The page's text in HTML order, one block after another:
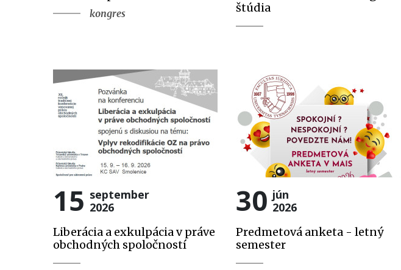
kongres
štúdia
15 september
2026
Liberácia a exkulpácia v práve
obchodných spoločností
30 jún
2026
Predmetová anketa - letný
semester